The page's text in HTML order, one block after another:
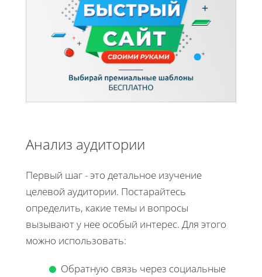
Анализ аудитории
Первый шаг - это детальное изучение
целевой аудитории. Постарайтесь
определить, какие темы и вопросы
вызывают у нее особый интерес. Для этого
можно использовать:
Обратную связь через социальные